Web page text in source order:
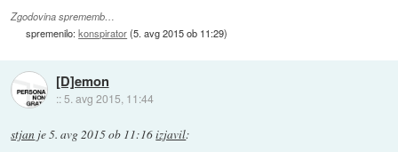
Zgodovina sprememb…
spremenilo:konspirator(5. avg 2015 ob 11:29)
[D]emon
:: 5. avg 2015, 11:44
stjan je5. avg 2015 ob 11:16izjavil: